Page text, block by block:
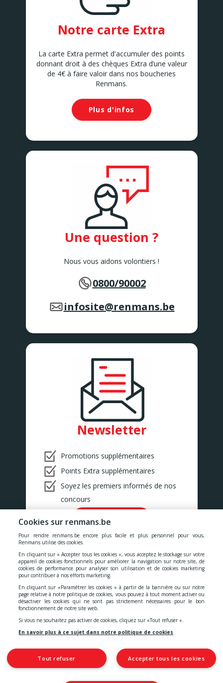
Notre carte Extra
La carte Extra permet d'accumuler des points
donnant droit à des chèques Extra d’une valeur
de 4€ à faire valoir dans nos boucheries
Renmans.
Plus d'infos
Une question ?
Nous vous aidons volontiers !
0800/90002
infosite@renmans.be
Newsletter
Promotions supplémentaires
Points Extra supplémentaires
Soyez les premiers informés de nos
concours
Ok!
Nos prix comprennent toutes les taxes, la TVA, les droits et les
services.
Cookies
- Confidentialité - Conditions générales
Déclaration d'accessibilité
© 2026 S.A. Quality Meat Renmans
Cookies sur renmans.be
Pour rendre renmans.be encore plus facile et plus personnel pour vous,
Renmans utilise des cookies.
En cliquant sur « Accepter tous les cookies », vous acceptez le stockage sur votre
appareil de cookies fonctionnels pour améliorer la navigation sur notre site, de
cookies de performance pour analyser son utilisation et de cookies marketing
pour contribuer à nos efforts marketing.
En cliquant sur «Paramétrer les cookies » à partir de la bannière ou sur notre
page relative à notre politique de cookies, vous pouvez à tout moment activer ou
désactiver les cookies qui ne sont pas strictement nécessaires pour le bon
fonctionnement de notre site web.
Si vous ne souhaitez pas activer de cookies, cliquez sur «Tout refuser ».
En savoir plus à ce sujet dans notre politique de cookies
Accepter tous les cookies
Tout refuser